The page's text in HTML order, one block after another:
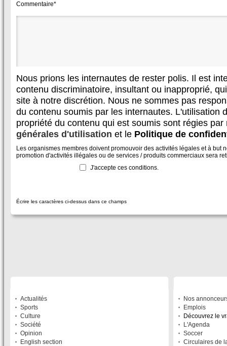
Commentaire*
Nous prions les internautes de rester polis. Il est
contenu discriminatoire, insultant ou inapproprié,
site à notre discrétion. Nous ne sommes pas
du contenu soumis par les internautes. L'utilisation
propriété du contenu qui est soumis sont régies
générales d'utilisation et le Politique de
Les organismes membres doivent promouvoir des activités légales et à but
promotion d'activités illégales ou de services / produits commerciaux sera
J'accepte ces conditions.
Écrire les caractères ci-dessus dans ce champs
Actualités
Sports
Culture
Société
Opinion
English section
Nos
Emplois
Découvrez le
L'Agenda
Soccer
Circulaires de